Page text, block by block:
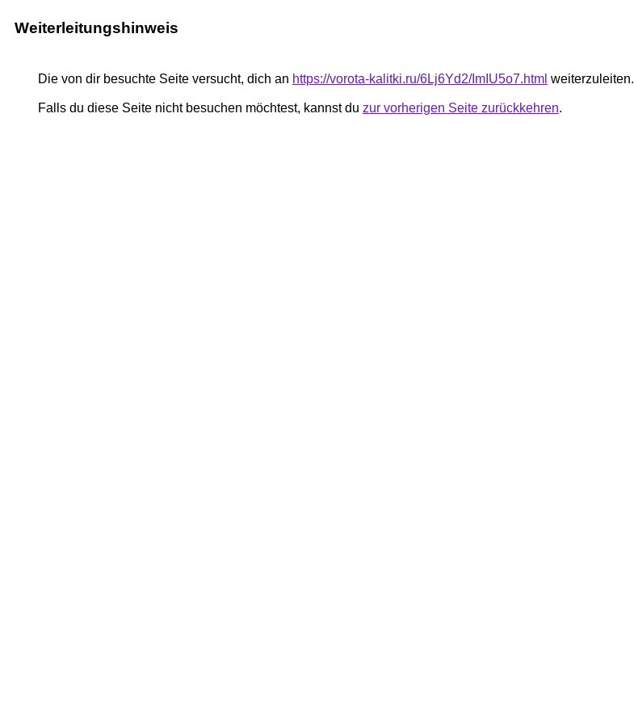
Weiterleitungshinweis
Die von dir besuchte Seite versucht, dich an https://vorota-kalitki.ru/6Lj6Yd2/ImIU5o7.html weiterzuleiten.
Falls du diese Seite nicht besuchen möchtest, kannst du zur vorherigen Seite zurückkehren.